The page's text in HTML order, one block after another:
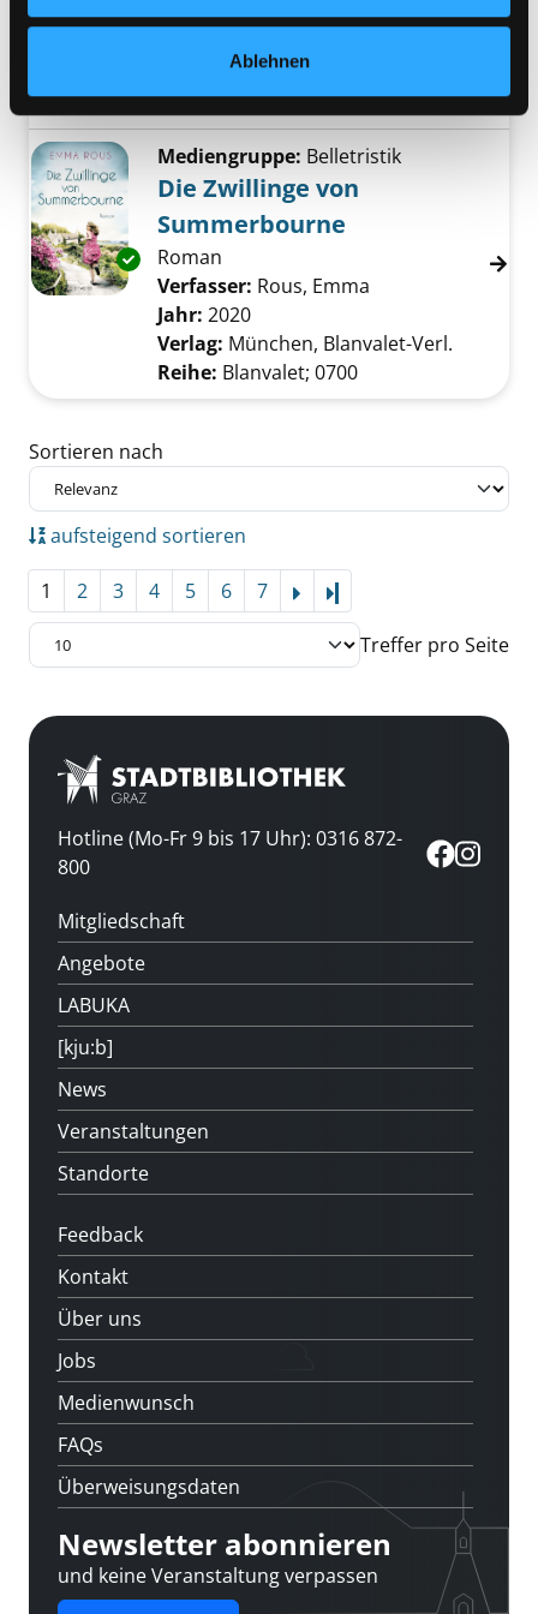
Ablehnen
Verfasser:Travers, Pamela L.Suche nach
Hamburg, Dressler
Reihe:Dressler Klassiker
Exemplar-Details von Die Zwillinge von
Mediengruppe: Belletristik
Die Zwillinge von
Summerbourne
Roman
Verfasser: Rous, Emma
Jahr: 2020
Verlag: München, Blanvalet-Verl.
Reihe: Blanvalet; 0700
Zu den Suchfiltern springen
Sortieren nach
aufsteigend sortieren
1 2 3 4 5 6 7
Treffer pro Seite
Hotline (Mo-Fr 9 bis 17 Uhr): 0316 872-
800
Mitgliedschaft
Angebote
LABUKA
[kju:b]
News
Veranstaltungen
Standorte
Feedback
Kontakt
Über uns
Jobs
Medienwunsch
FAQs
Überweisungsdaten
Newsletter abonnieren
und keine Veranstaltung verpassen